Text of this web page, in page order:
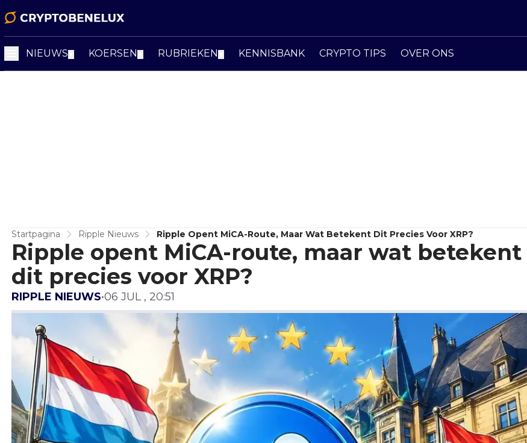
NIEUWS KOERSEN RUBRIEKEN KENNISBANK CRYPTO TIPS OVER ONS
Startpagina Ripple Nieuws Ripple Opent MiCA-Route, Maar Wat Betekent Dit Precies Voor XRP?
Ripple opent MiCA-route, maar wat betekent
dit precies voor XRP?
RIPPLE NIEUWS•06 JUL , 20:51